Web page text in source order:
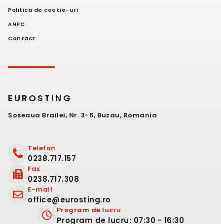
Politica de cookie-uri
ANPC
Contact
EUROSTING
Soseaua Brailei, Nr. 3-5, Buzau, Romania
Telefon
0238.717.157
Fax
0238.717.308
E-mail
office@eurosting.ro
Program de lucru
Program de lucru: 07:30 - 16:30